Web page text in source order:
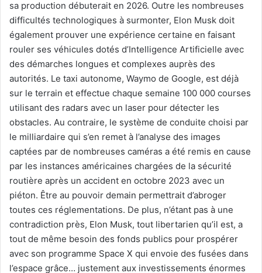
sa production débuterait en 2026. Outre les nombreuses
difficultés technologiques à surmonter, Elon Musk doit
également prouver une expérience certaine en faisant
rouler ses véhicules dotés d’Intelligence Artificielle avec
des démarches longues et complexes auprès des
autorités. Le taxi autonome, Waymo de Google, est déjà
sur le terrain et effectue chaque semaine 100 000 courses
utilisant des radars avec un laser pour détecter les
obstacles. Au contraire, le système de conduite choisi par
le milliardaire qui s’en remet à l’analyse des images
captées par de nombreuses caméras a été remis en cause
par les instances américaines chargées de la sécurité
routière après un accident en octobre 2023 avec un
piéton. Être au pouvoir demain permettrait d’abroger
toutes ces réglementations. De plus, n’étant pas à une
contradiction près, Elon Musk, tout libertarien qu’il est, a
tout de même besoin des fonds publics pour prospérer
avec son programme Space X qui envoie des fusées dans
l’espace grâce… justement aux investissements énormes